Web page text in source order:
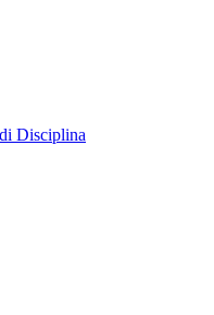
Disciplina